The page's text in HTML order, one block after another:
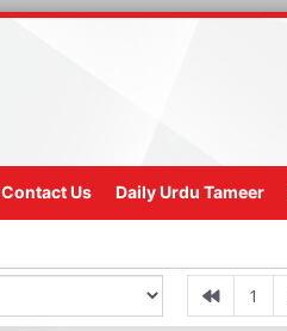
Contact Us Daily Urdu Tameer
1